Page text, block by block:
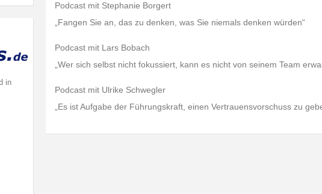
in
Podcast mit Stephanie Borgert
„Fangen Sie an, das zu denken, was Sie niemals denken würden“
Podcast mit Lars Bobach
„Wer sich selbst nicht fokussiert, kann es nicht von seinem Team
Podcast mit Ulrike Schwegler
„Es ist Aufgabe der Führungskraft, einen Vertrauensvorschuss zu